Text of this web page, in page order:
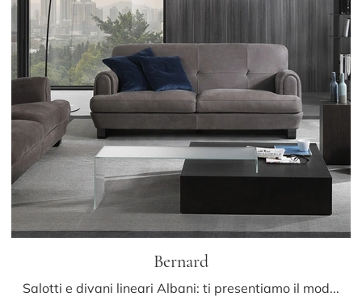
Bernard
Salotti e divani lineari Albani: ti presentiamo il modello Bernard in pelle per impreziosire il soggiorno.